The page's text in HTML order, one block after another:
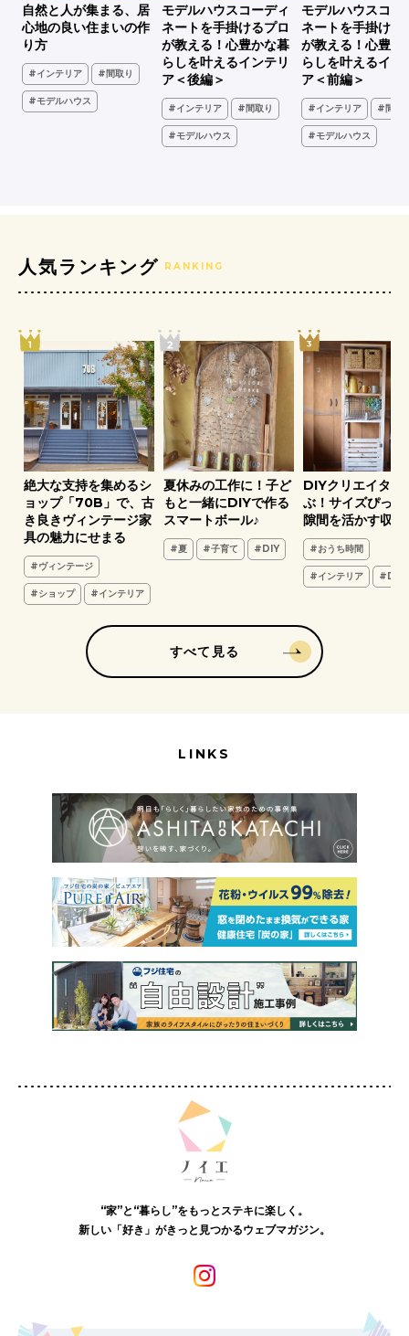
自然と人が集まる、居
心地の良い住まいの作
り方
#インテリア #間取り
#モデルハウス
モデルハウスコーディ
ネートを手掛けるプロ
が教える！心豊かな暮
らしを叶えるインテリ
ア＜後編＞
#インテリア #間取り
#モデルハウス
モデルハウスコー
ネートを手掛ける
が教える！心豊か
らしを叶えるイン
ア＜前編＞
#インテリア #間取
#モデルハウス
人気ランキング RANKING
絶大な支持を集めるシ
ョップ「70B」で、古
き良きヴィンテージ家
具の魅力にせまる
#ヴィンテージ
#ショップ #インテリア
夏休みの工作に！子ど
もと一緒にDIYで作る
スマートボール♪
#夏 #子育て #DIY
DIYクリエイター
ぶ！サイズぴった
隙間を活かす収納
#おうち時間
#インテリア #DIY
すべて見る
LINKS
“家”と“暮らし”をもっとステキに楽しく。
新しい「好き」がきっと見つかるウェブマガジン。